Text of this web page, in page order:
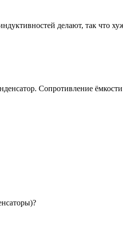
делают, так что
Сопротивление